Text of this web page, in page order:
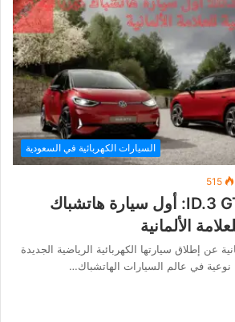
السيارات الكهربائية في السعودية
515
فولكس واجن ID.3 GTX: أول سيارة هاتشباك
الألمانية
عن إطلاق سيارتها الكهربائية الرياضية الجديدة